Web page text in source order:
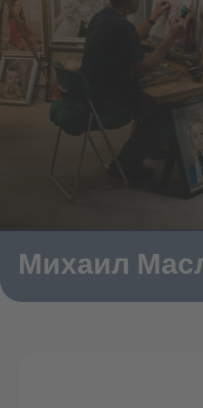
Михаил